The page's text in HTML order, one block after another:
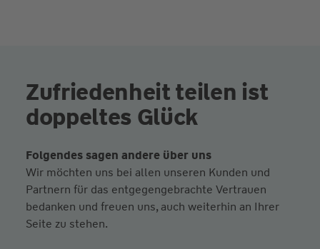
Zufriedenheit teilen ist
doppeltes Glück
Folgendes sagen andere über uns
Wir möchten uns bei allen unseren Kunden und
Partnern für das entgegengebrachte Vertrauen
bedanken und freuen uns, auch weiterhin an Ihrer
Seite zu stehen.